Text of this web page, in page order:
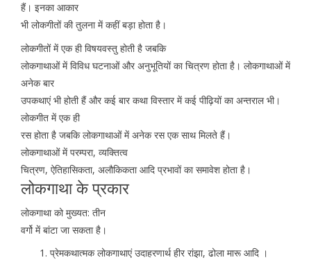
हैं। इनका आकार
भी लोकगीतों की तुलना में कहीं बड़ा होता है।
लोकगीतों में एक ही विषयवस्तु होती है जबकि
लोकगाथाओं में विविध घटनाओं और अनुभूतियों का चित्रण होता है। लोकगाथाओं में
अनेक बार
उपकथाएं भी होती हैं और कई बार कथा विस्तार में कई पीढ़ियों का अन्तराल भी।
लोकगीत में एक ही
रस होता है जबकि लोकगाथाओं में अनेक रस एक साथ मिलते हैं।
लोकगाथाओं में परम्परा, व्यक्तित्व
चित्रण, ऐतिहासिकता, अलौकिकता आदि प्रभावों का समावेश होता है।
लोकगाथा के प्रकार
लोकगाथा को मुख्यत: तीन
वर्गो में बांटा जा सकता है।
प्रेमकथात्मक लोकगाथाएं उदाहरणार्थ हीर रांझा, ढोला मारू आदि ।